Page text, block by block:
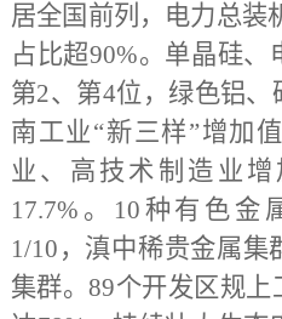
居全国前列，电力总装
占比超90%。单晶硅、
第2、第4位，绿色铝
南工业“新三样”增加
业、高技术制造业增
17.7%。10种有色金
1/10，滇中稀贵金属
集群。89个开发区规